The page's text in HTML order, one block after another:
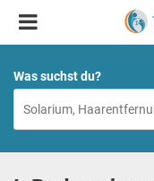
Was suchst du?